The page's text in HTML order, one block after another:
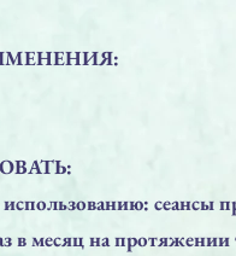
сеансы
в месяц на протяжении